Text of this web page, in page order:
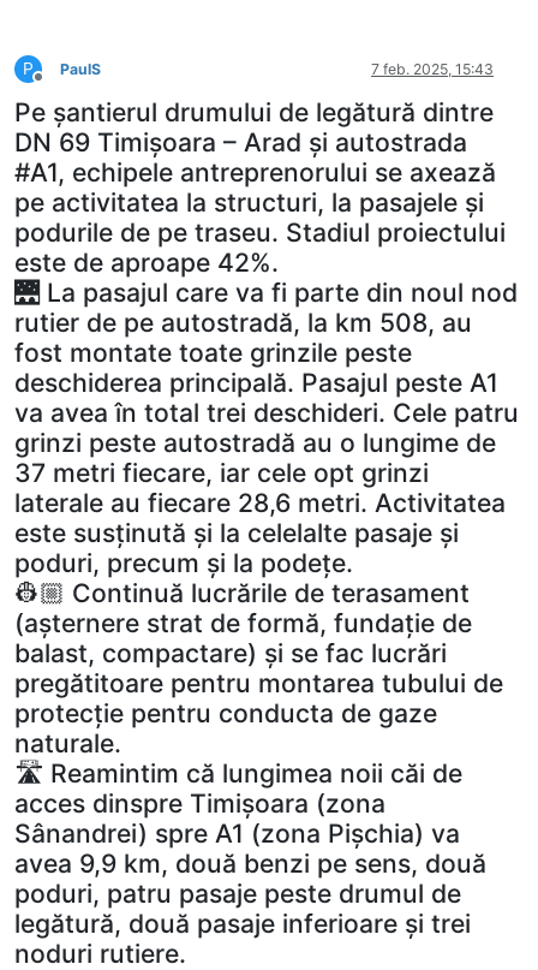
P
Deconectat
PaulS 7 feb. 2025, 15:43
Pe șantierul drumului de legătură dintre
DN 69 Timișoara – Arad și autostrada
#A1, echipele antreprenorului se axează
pe activitatea la structuri, la pasajele și
podurile de pe traseu. Stadiul proiectului
este de aproape 42%.
🌉 La pasajul care va fi parte din noul nod
rutier de pe autostradă, la km 508, au
fost montate toate grinzile peste
deschiderea principală. Pasajul peste A1
va avea în total trei deschideri. Cele patru
grinzi peste autostradă au o lungime de
37 metri fiecare, iar cele opt grinzi
laterale au fiecare 28,6 metri. Activitatea
este susținută și la celelalte pasaje și
poduri, precum și la podețe.
👷🏼 Continuă lucrările de terasament
(așternere strat de formă, fundație de
balast, compactare) și se fac lucrări
pregătitoare pentru montarea tubului de
protecție pentru conducta de gaze
naturale.
🛣️ Reamintim că lungimea noii căi de
acces dinspre Timișoara (zona
Sânandrei) spre A1 (zona Pișchia) va
avea 9,9 km, două benzi pe sens, două
poduri, patru pasaje peste drumul de
legătură, două pasaje inferioare și trei
noduri rutiere.